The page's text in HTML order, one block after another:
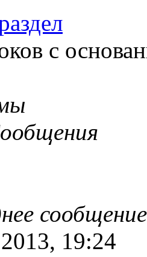
с
сообщение
19:24